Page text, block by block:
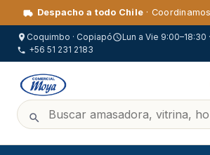
Despacho a todo Chile ·
Coquimbo · Copiapó
Lun a Vie 9:00–18:30
+56 51 231 2183